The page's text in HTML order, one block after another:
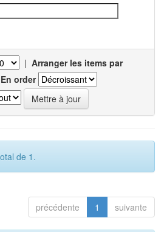
| Arranger les items par
En order
de 1.
précédente 1 suivante